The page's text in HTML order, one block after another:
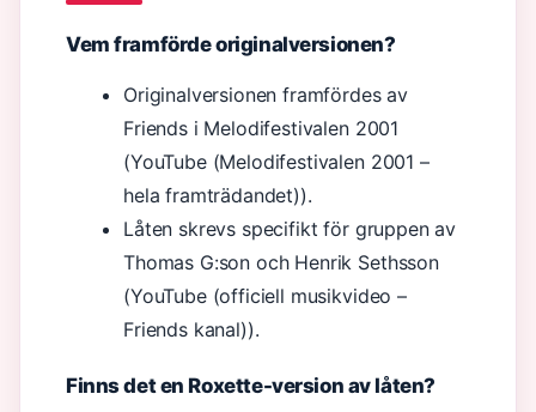
Vem framförde originalversionen?
Originalversionen framfördes av
Friends i Melodifestivalen 2001
(YouTube (Melodifestivalen 2001 –
hela framträdandet)).
Låten skrevs specifikt för gruppen av
Thomas G:son och Henrik Sethsson
(YouTube (officiell musikvideo –
Friends kanal)).
Finns det en Roxette-version av låten?